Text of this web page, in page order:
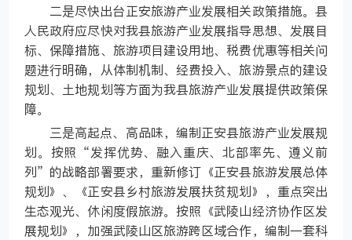
二是尽快出台正安旅游产业发展相关政策措施。县
人民政府应尽快对我县旅游产业发展指导思想、发展目
标、保障措施、旅游项目建设用地、税费优惠等相关问
题进行明确，从体制机制、经费投入、旅游景点的建设
规划、土地规划等方面为我县旅游产业发展提供政策保
障。
三是高起点、高品味，编制正安县旅游产业发展规
划。按照“发挥优势、融入重庆、北部率先、遵义前
列”的战略部署要求，重新修订《正安县旅游发展总体
规划》、《正安县乡村旅游发展扶贫规划》，重点突出
生态观光、休闲度假旅游。按照《武陵山经济协作区发
展规划》，加强武陵山区旅游跨区域合作，编制一套科